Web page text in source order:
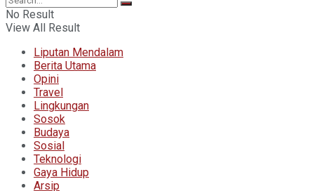
No Result
View All Result
Liputan Mendalam
Berita Utama
Opini
Travel
Lingkungan
Sosok
Budaya
Sosial
Teknologi
Gaya Hidup
Arsip